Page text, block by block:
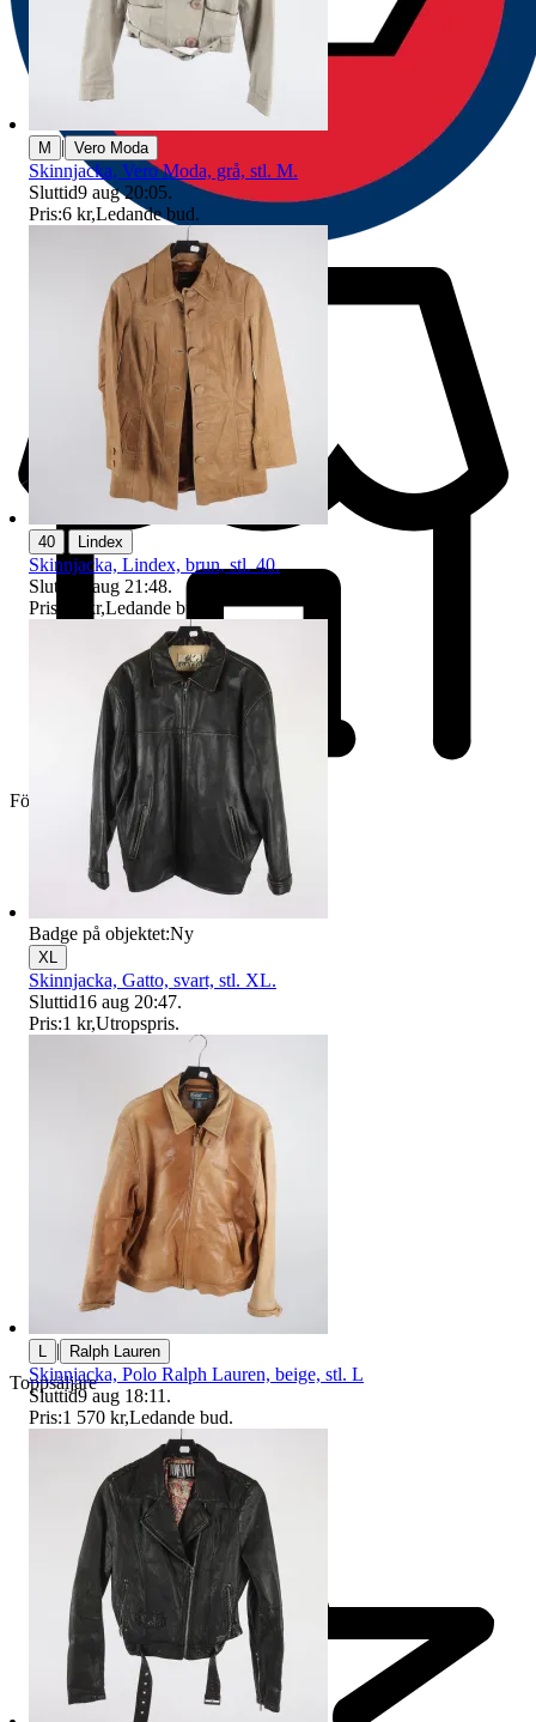
Företag
Toppsäljare
M | Vero Moda
Skinnjacka, Vero Moda, grå, stl. M.
Sluttid9 aug 20:05.
Pris:6 kr,Ledande bud.
40 Lindex
Skinnjacka, Lindex, brun, stl. 40.
Sluttid
9 aug 21:48.
Pris:
16 kr,Ledande bud
Badge på objektet:Ny
XL
Skinnjacka, Gatto, svart, stl. XL.
Sluttid16 aug 20:47.
Pris:1 kr,Utropspris.
| Ralph Lauren
Skinnjacka, Polo Ralph Lauren, beige, stl. L
Sluttid9 aug 18:11 .
Pris:1 570 kr,Ledande bud.